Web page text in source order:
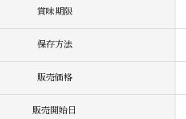
賞味期限
保存方法
販売価格
販売開始日